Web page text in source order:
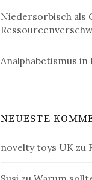
Niedersorbisch als
Analphabetismus in
NEUESTE
novelty toys UK zu